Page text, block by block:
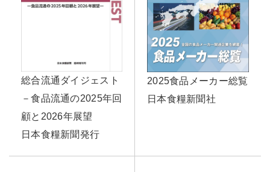
総合流通ダイジェスト
－食品流通の2025年回
顧と2026年展望
日本食糧新聞発行
2025食品メーカー総覧
日本食糧新聞社